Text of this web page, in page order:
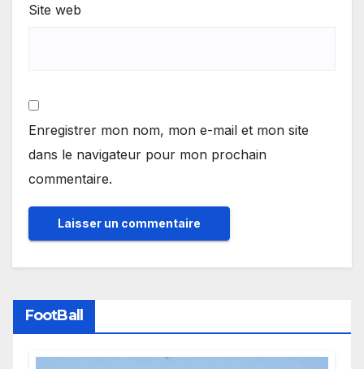
Site web
Enregistrer mon nom, mon e-mail et mon site
dans le navigateur pour mon prochain
commentaire.
FootBall